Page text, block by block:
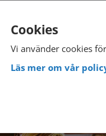
FLER
Cookies
Vi använder cookies
Läs mer om vår